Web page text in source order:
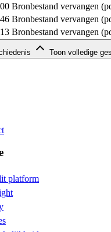
Bronbestand vervangen
Bronbestand vervangen
Bronbestand vervangen
van dit document (rij 6
Actie
Toon volledige
platform